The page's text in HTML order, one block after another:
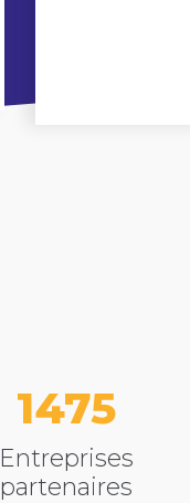
2060
Entreprises
partenaires